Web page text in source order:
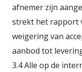
afnemer zijn
strekt het rapport
weigering van
aanbod tot
3.4 Alle op de